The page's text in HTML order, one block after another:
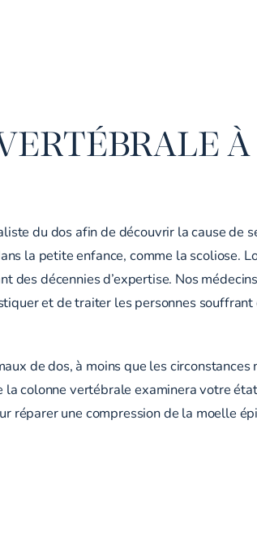
À
du dos afin de découvrir la cause de
la petite enfance, comme la scoliose.
des décennies d’expertise. Nos
et de traiter les personnes souffrant
de dos, à moins que les circonstances
la colonne vertébrale examinera votre
réparer une compression de la moelle